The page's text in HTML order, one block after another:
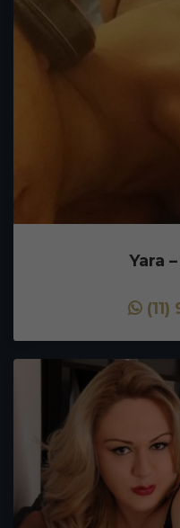
Yara
(11)